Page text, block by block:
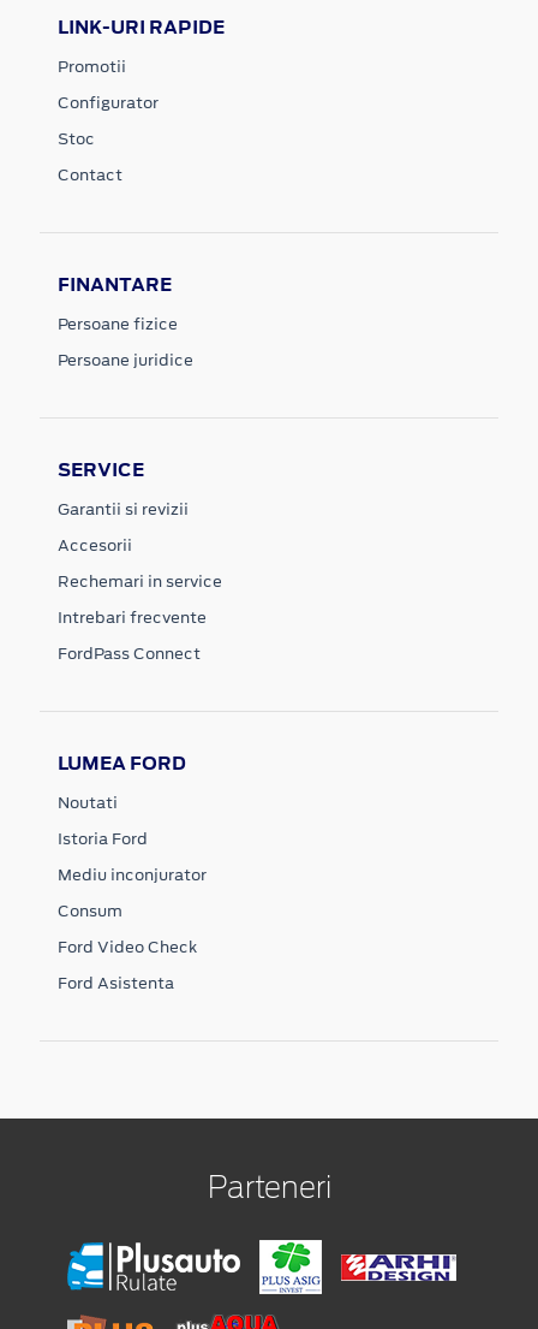
LINK-URI RAPIDE
Promotii
Configurator
Stoc
Contact
FINANTARE
Persoane fizice
Persoane juridice
SERVICE
Garantii si revizii
Accesorii
Rechemari in service
Intrebari frecvente
FordPass Connect
LUMEA FORD
Noutati
Istoria Ford
Mediu inconjurator
Consum
Ford Video Check
Ford Asistenta
Parteneri